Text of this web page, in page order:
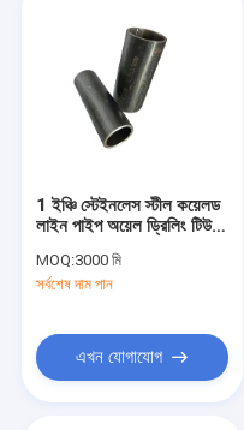
1 ইঞ্চি স্টেইনলেস স্টীল কয়েলড
লাইন পাইপ অয়েল ড্রিলিং টিউবিং
MOQ:3000 মি
সর্বশেষ দাম পান
এখন যোগাযোগ